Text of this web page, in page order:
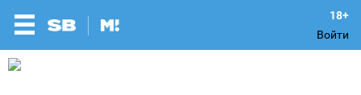
Войти